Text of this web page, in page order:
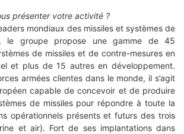
présenter votre activité ?
mondiaux des missiles et systèmes de
le groupe propose une gamme de 45
de missiles et de contre-mesures en
et plus de 15 autres en développement.
armées clientes dans le monde, il s’agit
capable de concevoir et de produire
de missiles pour répondre à toute la
opérationnels présents et futurs des trois
et air). Fort de ses implantations dans